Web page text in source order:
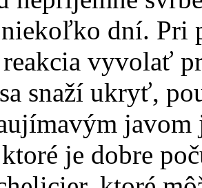
dní. Pri
vyvolať
snaží ukryť,
javom
je dobre